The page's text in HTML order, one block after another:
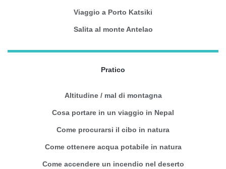
Viaggio a Porto Katsiki
Salita al monte Antelao
Pratico
Altitudine / mal di montagna
Cosa portare in un viaggio in Nepal
Come procurarsi il cibo in natura
Come ottenere acqua potabile in natura
Come accendere un incendio nel deserto